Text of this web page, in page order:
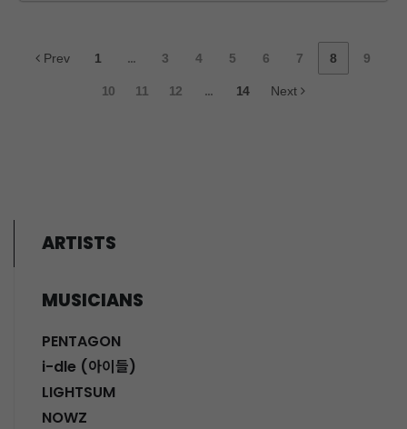
Prev 1 ... 3 4 5 6 7 8 9
10 11 12 ... 14 Next
ARTISTS
MUSICIANS
PENTAGON
i-dle (아이들)
LIGHTSUM
NOWZ